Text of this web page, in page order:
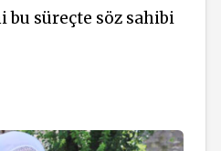
bu süreçte söz sahibi